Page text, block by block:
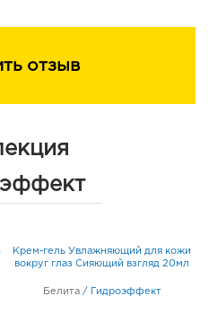
отзыв
Крем-гель Увлажняющий для кожи
вокруг глаз Сияющий взгляд 20мл
Белита / Гидроэффект